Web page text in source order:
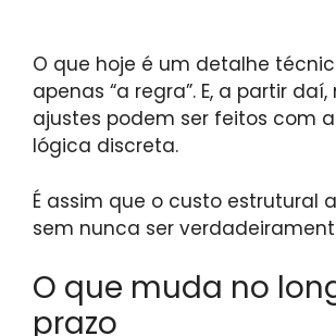
O que hoje é um detalhe
apenas “a regra”. E, a partir daí,
ajustes podem ser feitos com
lógica discreta.
É assim que o custo estrutural
sem nunca ser
O que muda no
prazo